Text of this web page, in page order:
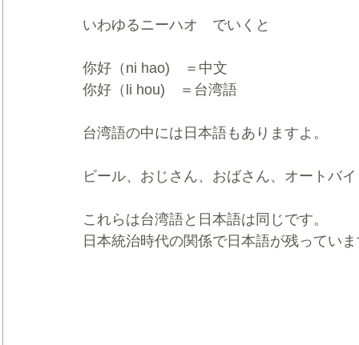
いわゆるニーハオ　でいくと
你好（ni hao)　＝中文
你好（li hou)　＝台湾語
台湾語の中には日本語もありますよ。
ビール、おじさん、おばさん、オートバイ
これらは台湾語と日本語は同じです。
日本統治時代の関係で日本語が残ってい